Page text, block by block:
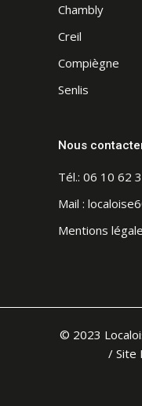
Chambly
Creil
Compiègne
Senlis
Nous
Tél.: 06 10 62
Mail :
Mentions
© 2023
/ Site